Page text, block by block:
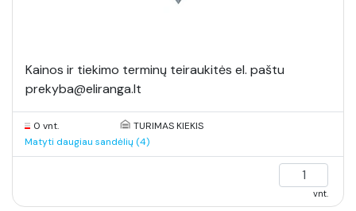
Kainos ir tiekimo terminų teiraukitės el. paštu
prekyba@eliranga.lt
0 vnt.
TURIMAS KIEKIS
Matyti daugiau sandėlių (4)
vnt.